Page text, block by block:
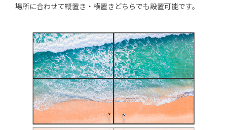
場所に合わせて縦置き・横置きどちらでも設置可能です。